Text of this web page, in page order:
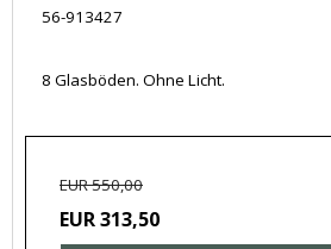
56-913427
8 Glasböden. Ohne Licht.
EUR 550,00
EUR 313,50